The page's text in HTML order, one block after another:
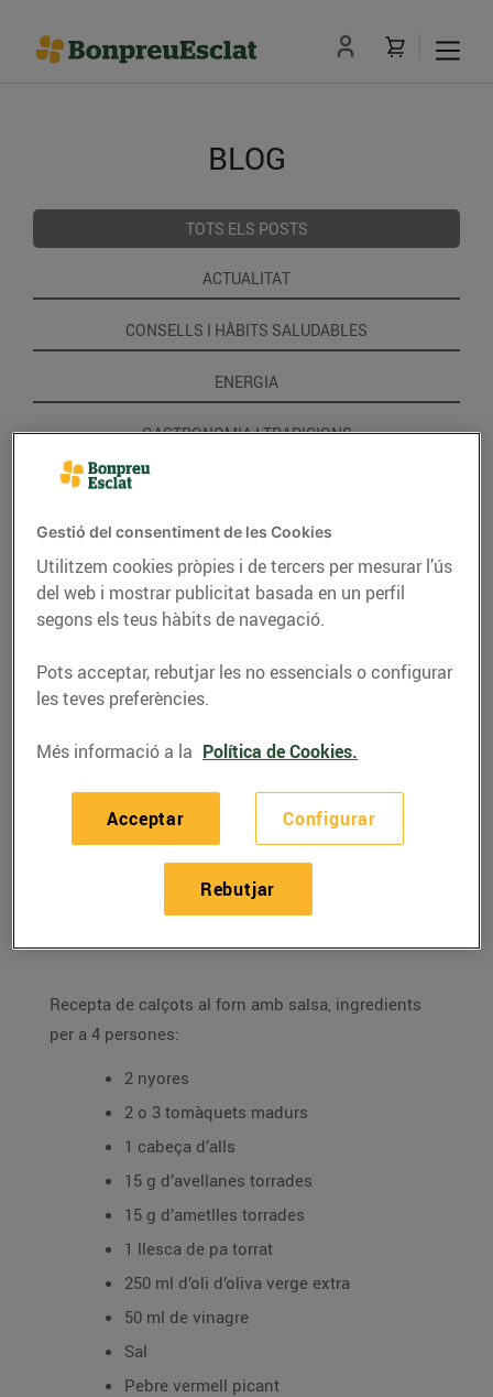
BLOG
TOTS ELS POSTS
ACTUALITAT
CONSELLS I HÀBITS SALUDABLES
ENERGIA
GASTRONOMIA I TRADICIONS
RECEPTES
Recepta de calçots al
forn amb salsa
Recepta de calçots al forn amb salsa, ingredients
per a 4 persones:
2 nyores
2 o 3 tomàquets madurs
1 cabeça d’alls
15 g d’avellanes torrades
15 g d’ametlles torrades
1 llesca de pa torrat
250 ml d’oli d’oliva verge extra
50 ml de vinagre
Sal
Pebre vermell picant
Gestió del consentiment de les Cookies
Utilitzem cookies pròpies i de tercers per mesurar l’ús
del web i mostrar publicitat basada en un perfil
segons els teus hàbits de navegació.
Pots acceptar, rebutjar les no essencials o configurar
les teves preferències.
Més informació a la Política de Cookies.
Configurar
Rebutjar
Acceptar